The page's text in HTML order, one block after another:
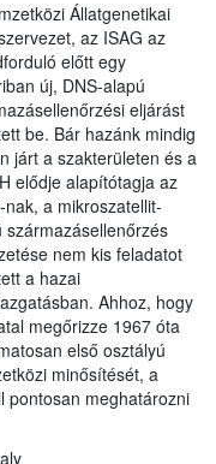
Állatgenetikai
az ISAG az
előtt egy
új, DNS-alapú
eljárást
be. Bár hazánk mindig
járt a szakterületen és a
elődje alapítótagja az
nak, a mikroszatellit-
származásellenőrzés
nem kis feladatot
a hazai
Ahhoz, hogy
megőrizze 1967 óta
első osztályú
minősítését, a
pontosan meghatározni